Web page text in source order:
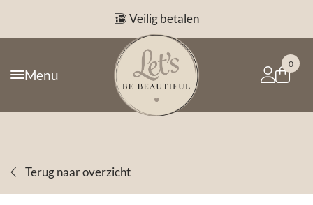
Veilig betalen
Menu
0
Terug naar overzicht